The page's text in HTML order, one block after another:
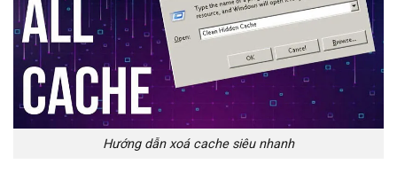
Hướng dẫn xoá cache siêu nhanh